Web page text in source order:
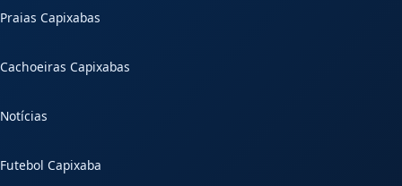
Praias Capixabas
Cachoeiras Capixabas
Notícias
Futebol Capixaba